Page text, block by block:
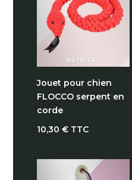
à
11,70 €
Jouet pour chien
FLOCCO serpent en
corde
10,30€ TTC